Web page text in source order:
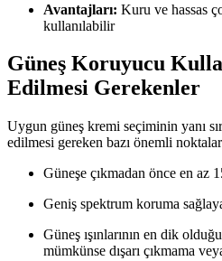
Avantajları: Kuru ve hassas
kullanılabilir
Güneş Koruyucu
Edilmesi Gerekenler
Uygun güneş kremi seçiminin yanı
edilmesi gereken bazı önemli
Güneşe çıkmadan önce en az
Geniş spektrum koruma
Güneş ışınlarının en dik
mümkünse dışarı çıkmama